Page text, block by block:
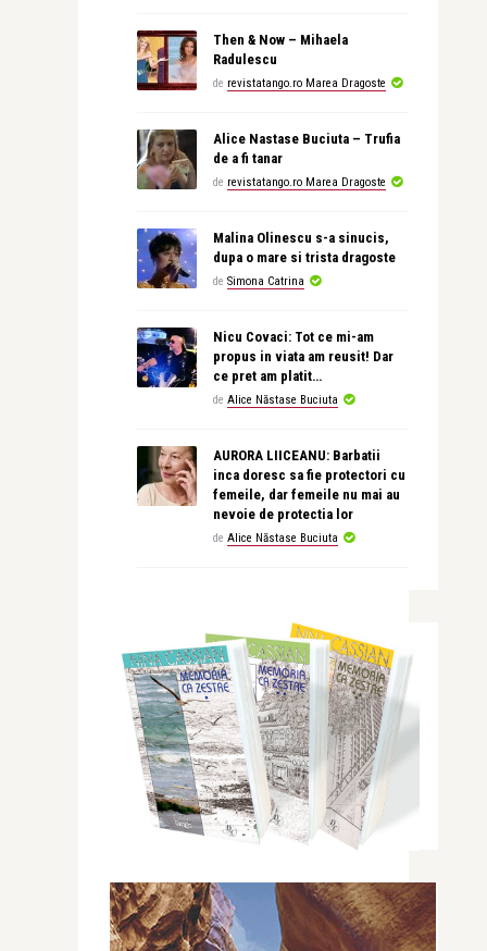
Then & Now – Mihaela
Radulescu
de revistatango.ro Marea Dragoste
Alice Nastase Buciuta – Trufia
de a fi tanar
de revistatango.ro Marea Dragoste
Malina Olinescu s-a sinucis,
dupa o mare si trista dragoste
de Simona Catrina
Nicu Covaci: Tot ce mi-am
propus in viata am reusit! Dar
ce pret am platit…
de Alice Năstase Buciuta
AURORA LIICEANU: Barbatii
inca doresc sa fie protectori cu
femeile, dar femeile nu mai au
nevoie de protectia lor
de Alice Năstase Buciuta